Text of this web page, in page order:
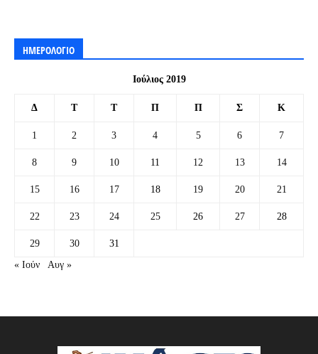
ΗΜΕΡΟΛΟΓΙΟ
Ιούλιος 2019
Δ Τ Τ Π Π Σ Κ
1 2 3 4 5 6 7
8 9 10 11 12 13 14
15 16 17 18 19 20 21
22 23 24 25 26 27 28
29 30
31
« Ιούν
Αυγ »